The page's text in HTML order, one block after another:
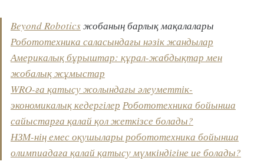
Beyond Robotics жобаның барлық мақалалары
Робототехника саласындағы нәзік жандылар
Америкалық бұрыштар: құрал-жабдықтар мен
жобалық жұмыстар
WRO-ға қатысу жолындағы әлеуметтік-
экономикалық кедергілер Робототехника бойынша
сайыстарға қалай қол жеткізсе болады?
НЗМ-нің емес оқушылары робототехника бойынша
олимпиадаға қалай қатысу мүмкіндігіне ие болады?